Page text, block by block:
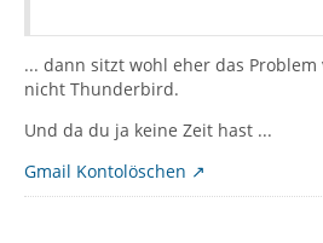
... dann sitzt wohl eher das
nicht Thunderbird.
Und da du ja keine Zeit hast ...
Gmail Kontolöschen